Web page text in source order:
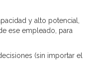
y alto potencial,
ese empleado, para
(sin importar el